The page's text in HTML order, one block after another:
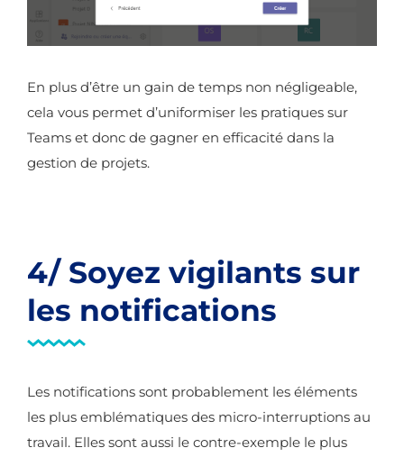
En plus d’être un gain de temps non négligeable,
cela vous permet d’uniformiser les pratiques sur
Teams et donc de gagner en efficacité dans la
gestion de projets.
4/ Soyez vigilants sur
les notifications
Les notifications sont probablement les éléments
les plus emblématiques des micro-interruptions au
travail. Elles sont aussi le contre-exemple le plus